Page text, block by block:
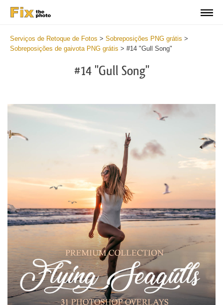
Serviços de Retoque de Fotos > Sobreposições PNG grátis >
Sobreposições de gaivota PNG grátis > #14 "Gull Song"
#14 "Gull Song"
Por favor selecione
Free PNG Overlay #14
Small 800*533px
Flying Seagulls